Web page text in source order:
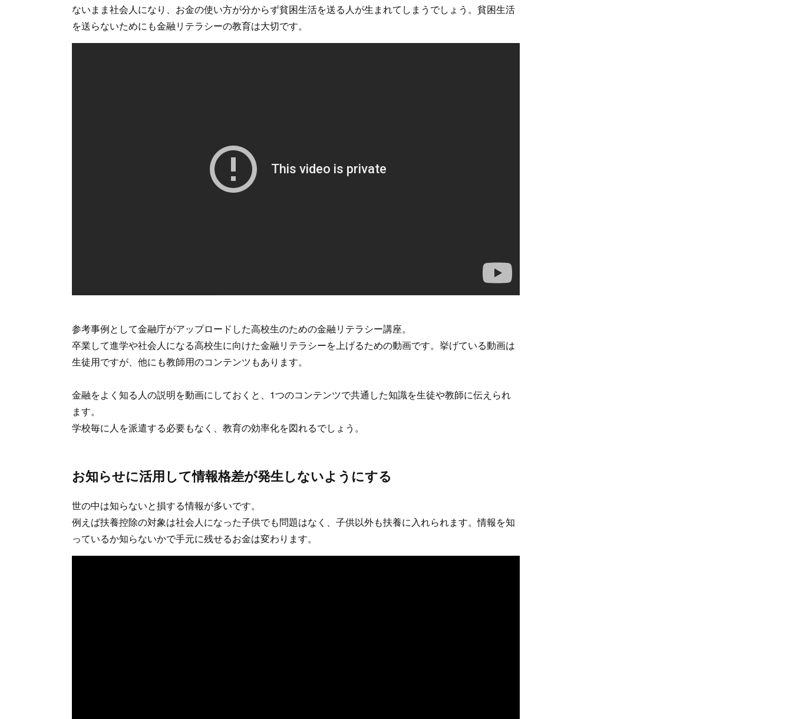
ないまま社会人になり、お金の使い方が分からず貧困生活を送る人が生まれてしまうでしょう。貧困生活
を送らないためにも金融リテラシーの教育は大切です。
参考事例として金融庁がアップロードした高校生のための金融リテラシー講座。
卒業して進学や社会人になる高校生に向けた金融リテラシーを上げるための動画です。挙げている動画は
生徒用ですが、他にも教師用のコンテンツもあります。
金融をよく知る人の説明を動画にしておくと、1つのコンテンツで共通した知識を生徒や教師に伝えられ
ます。
学校毎に人を派遣する必要もなく、教育の効率化を図れるでしょう。
お知らせに活用して情報格差が発生しないようにする
世の中は知らないと損する情報が多いです。
例えば扶養控除の対象は社会人になった子供でも問題はなく、子供以外も扶養に入れられます。情報を知
っているか知らないかで手元に残せるお金は変わります。